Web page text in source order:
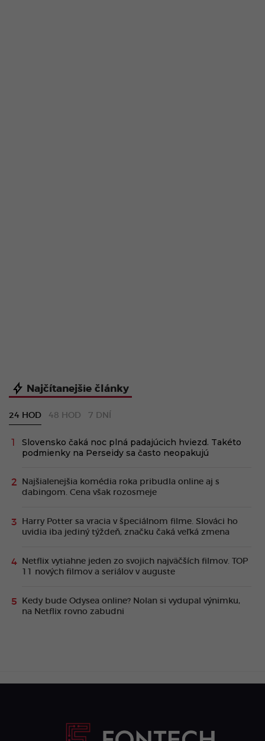
Najčítanejšie články
24 HOD 48 HOD 7 DNÍ
Slovensko čaká noc plná padajúcich hviezd. Takéto
podmienky na Perseidy sa často neopakujú
Najšialenejšia komédia roka pribudla online aj s
dabingom. Cena však rozosmeje
Harry Potter sa vracia v špeciálnom filme. Slováci ho
uvidia iba jediný týždeň, značku čaká veľká zmena
Netflix vytiahne jeden zo svojich najväčších filmov. TOP
11 nových filmov a seriálov v auguste
Kedy bude Odysea online? Nolan si vydupal výnimku,
na Netflix rovno zabudni